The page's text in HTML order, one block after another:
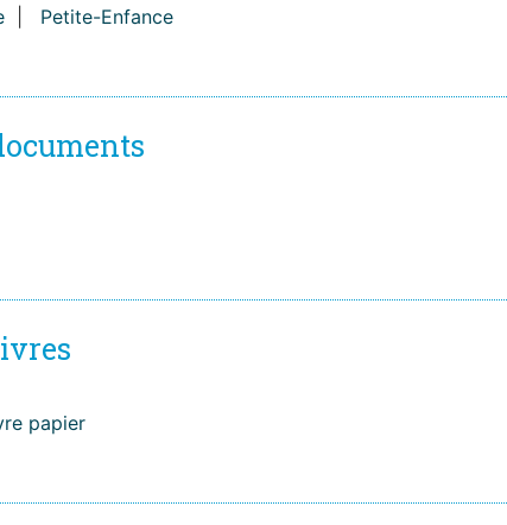
Petite-Enfance
papier